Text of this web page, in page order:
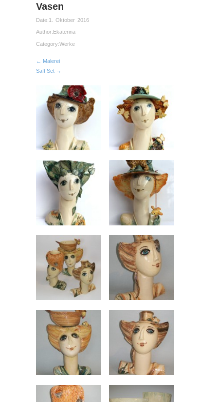
Vasen
Date:1. Oktober 2016
Author: Ekaterina
Category:Werke
← Malerei
Saft Set →